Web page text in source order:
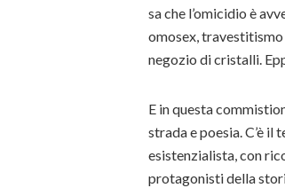
sa che l’omicidio è
omosex, travestitismo
negozio di cristalli.
E in questa
strada e poesia. C’è
esistenzialista, con
protagonisti della